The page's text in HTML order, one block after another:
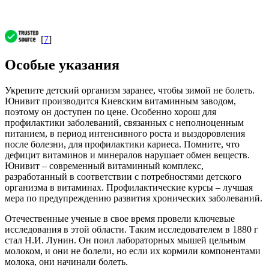
[7]
Особые указания
Укрепите детский организм заранее, чтобы зимой не болеть.
Юнивит производится Киевским витаминным заводом,
поэтому он доступен по цене. Особенно хорош для
профилактики заболеваний, связанных с неполноценным
питанием, в период интенсивного роста и выздоровления
после болезни, для профилактики кариеса. Помните, что
дефицит витаминов и минералов нарушает обмен веществ.
Юнивит – современный витаминный комплекс,
разработанный в соответствии с потребностями детского
организма в витаминах. Профилактические курсы – лучшая
мера по предупреждению развития хронических заболеваний.
Отечественные ученые в свое время провели ключевые
исследования в этой области. Таким исследователем в 1880 г
стал Н.И. Лунин. Он поил лабораторных мышей цельным
молоком, и они не болели, но если их кормили компонентами
молока, они начинали болеть.